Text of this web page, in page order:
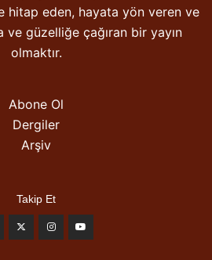
hitap eden, hayata yön veren ve
ve güzelliğe çağıran bir yayın
olmaktır.
Abone Ol
Dergiler
Arşiv
Takip Et